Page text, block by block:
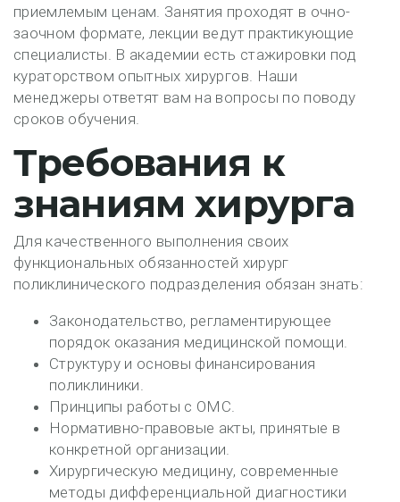
приемлемым ценам. Занятия проходят в очно-
заочном формате, лекции ведут практикующие
специалисты. В академии есть стажировки под
кураторством опытных хирургов. Наши
менеджеры ответят вам на вопросы по поводу
сроков обучения.
Требования к
знаниям хирурга
Для качественного выполнения своих
функциональных обязанностей хирург
поликлинического подразделения обязан знать:
Законодательство, регламентирующее
порядок оказания медицинской помощи.
Структуру и основы финансирования
поликлиники.
Принципы работы с ОМС.
Нормативно-правовые акты, принятые в
конкретной организации.
Хирургическую медицину, современные
методы дифференциальной диагностики